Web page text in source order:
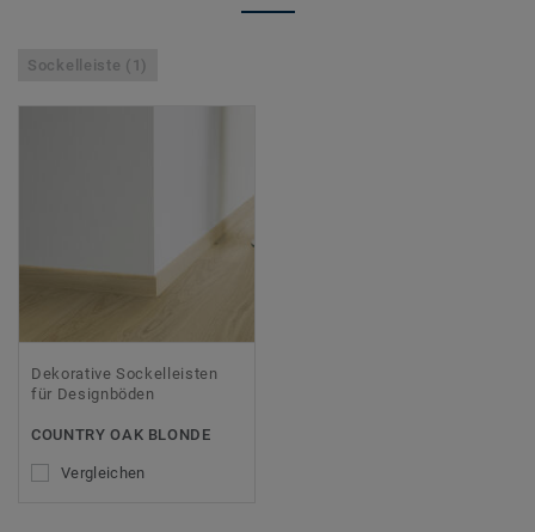
Sockelleiste (1)
Dekorative Sockelleisten
für Designböden
COUNTRY OAK BLONDE
Vergleichen